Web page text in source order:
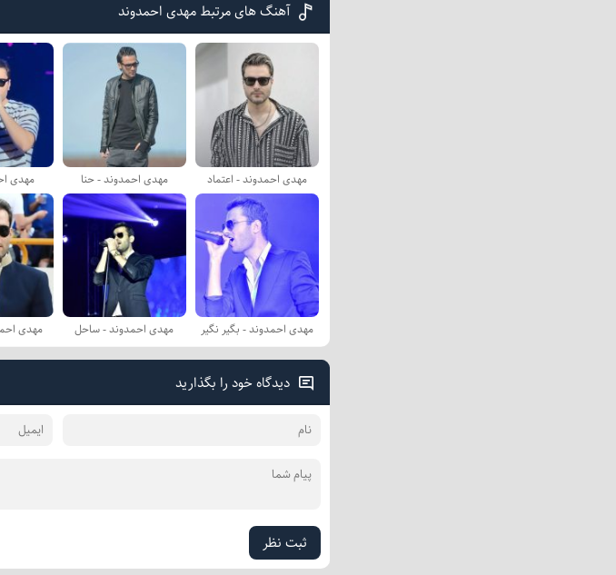
آهنگ های مرتبط مهدی احمدوند
مهدی احمدوند - اعتماد مهدی احمدوند - حنا مهدی
مهدی احمدوند - بگیر نگیر مهدی احمدوند - ساحل مهدی
دیدگاه خود را بگذارید
ثبت نظر